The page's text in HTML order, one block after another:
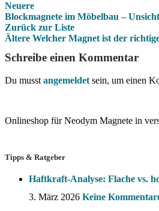
Neuere
Blockmagnete im Möbelbau –
Zurück zur Liste
Ältere Welcher Magnet ist der
Schreibe einen Kommentar
Du musst angemeldet sein, um einen
Onlineshop für Neodym Magnete in
Tipps & Ratgeber
Haftkraft-Analyse: Flache vs.
3. März 2026 Keine